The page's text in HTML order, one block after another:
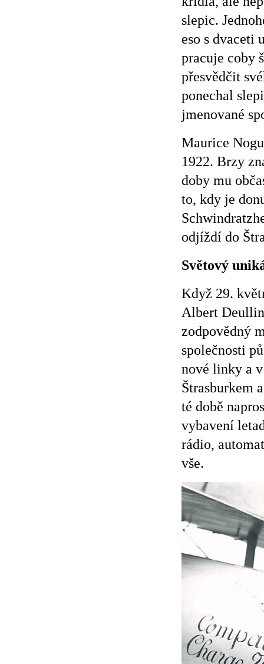
slepic.
eso s dvaceti
pracuje coby
přesvědčit
ponechal
jmenované
Maurice
1922. Brzy
doby mu
to, kdy je
odjíždí do
Světový
Když 29.
Albert
zodpovědný
společnosti
nové linky a
Štrasburkem
té době
vybavení
rádio,
vše.